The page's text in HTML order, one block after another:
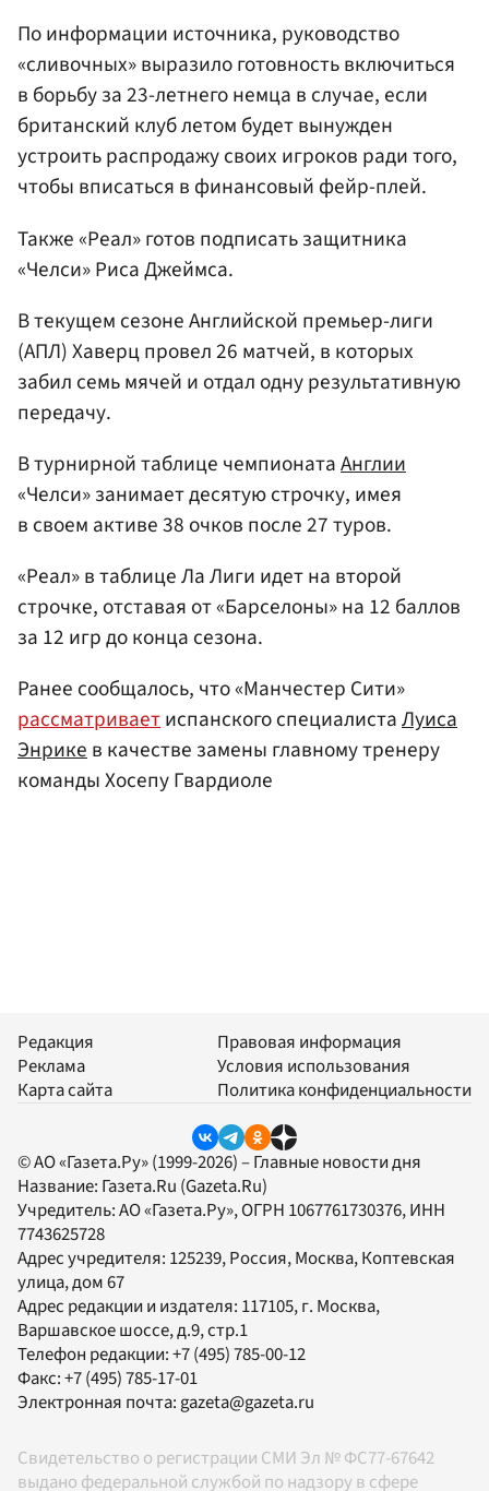
По информации источника, руководство
«сливочных» выразило готовность включиться
в борьбу за 23-летнего немца в случае, если
британский клуб летом будет вынужден
устроить распродажу своих игроков ради того,
чтобы вписаться в финансовый фейр-плей.
Также «Реал» готов подписать защитника
«Челси» Риса Джеймса.
В текущем сезоне Английской премьер-лиги
(АПЛ) Хаверц провел 26 матчей, в которых
забил семь мячей и отдал одну результативную
передачу.
В турнирной таблице чемпионатаАнглии
«Челси» занимает десятую строчку, имея
в своем активе 38 очков после 27 туров.
«Реал» в таблице Ла Лиги идет на второй
строчке, отставая от «Барселоны» на 12 баллов
за 12 игр до конца сезона.
Ранее сообщалось, что «Манчестер Сити»
рассматриваетиспанского специалистаЛуиса
Энрикев качестве замены главному тренеру
команды Хосепу Гвардиоле
Редакция
Реклама
Карта сайта
Правовая информация
Условия использования
Политика конфиденциальности
© АО «Газета.Ру» (1999-2026) – Главные новости дня
Название: Газета.Ru (Gazeta.Ru)
Учредитель:АО «Газета.Ру», ОГРН 1067761730376, ИНН
7743625728
Адрес учредителя: 125239, Россия, Москва, Коптевская
улица, дом 67
Адрес редакции и издателя: 117105, г. Москва,
Варшавское шоссе, д.9, стр.1
Телефон редакции:+7 (495) 785-00-12
Факс:+7 (495) 785-17-01
Электронная почта: gazeta@gazeta.ru
Свидетельство о регистрации СМИ Эл № ФС77-67642
выдано федеральной службой по надзору в сфере